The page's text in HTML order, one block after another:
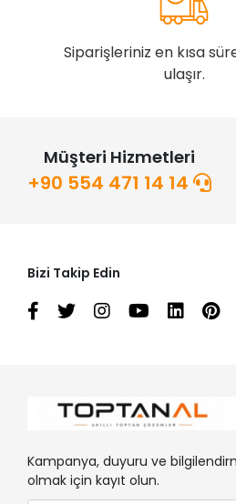
Siparişleriniz en kısa
ulaşır.
Müşteri Hizmetleri
+90 554 471 14 14
Bizi Takip Edin
Kampanya, duyuru ve
olmak için kayıt olun.